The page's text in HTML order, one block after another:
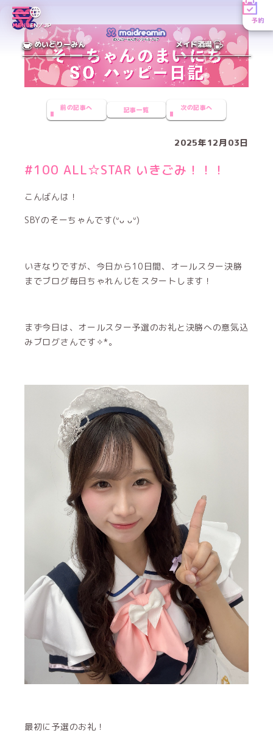
MENUEN／JP
予約
めいどりーみん メイド酒場
前の記事へ 記事一覧 次の記事へ
2025年12月03日
#100 ALL☆STAR いきごみ！！！
こんばんは！
SBYのそーちゃんです(ᐡᴗ ᴗᐡ)
いきなりですが、今日から10日間、オールスター決勝
までブログ毎日ちゃれんじをスタートします！
まず今日は、オールスター予選のお礼と決勝への意気込
みブログさんです✧︎*。
最初に予選のお礼！